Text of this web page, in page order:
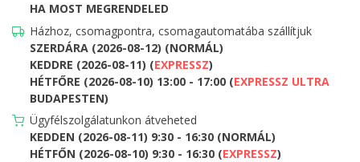
HA MOST MEGRENDELED
Házhoz, csomagpontra, csomagautomatába szállítjuk
SZERDÁRA (2026-08-12) (NORMÁL)
KEDDRE (2026-08-11) (EXPRESSZ)
HÉTFŐRE (2026-08-10) 13:00 - 17:00 (EXPRESSZ ULTRA
BUDAPESTEN)
Ügyfélszolgálatunkon átveheted
KEDDEN (2026-08-11) 9:30 - 16:30 (NORMÁL)
HÉTFŐN (2026-08-10) 9:30 - 16:30 (EXPRESSZ)